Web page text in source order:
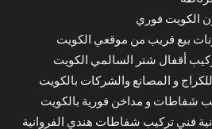
الكويت فوري
بيع قريب من موقعي الكويت
أقفال شتر السالمي الكويت
و المصانع والشركات بالكويت
شفاطات و مداخن فورية بالكويت
فني تركيب شفاطات هندي الفروانية